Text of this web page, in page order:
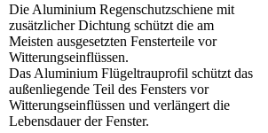
Die Aluminium Regenschutzschiene mit
zusätzlicher Dichtung schützt die am
Meisten ausgesetzten Fensterteile vor
Witterungseinflüssen.
Das Aluminium Flügeltrauprofil schützt das
außenliegende Teil des Fensters vor
Witterungseinflüssen und verlängert die
Lebensdauer der Fenster.